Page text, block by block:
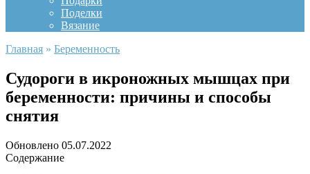
Поделки
Вязание
Главная » Беременность
Судороги в икроножных мышцах при
беременности: причины и способы
снятия
Обновлено 05.07.2022
Содержание